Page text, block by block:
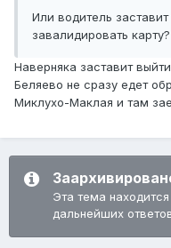
Или водитель
завалидировать карту?
Наверняка заставит
Беляево не сразу едет
Миклухо-Маклая и там
Эта тема
дальнейших